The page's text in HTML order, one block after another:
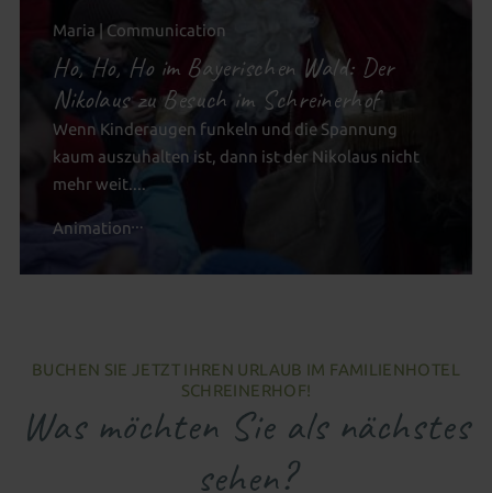
Ho, Ho, Ho im Bayerischen Wald: Der
Nikolaus zu Besuch im Schreinerhof
Wenn Kinderaugen funkeln und die Spannung
kaum auszuhalten ist, dann ist der Nikolaus nicht
mehr weit....
Animation
Maria | Communication
BUCHEN SIE JETZT IHREN URLAUB IM FAMILIENHOTEL
SCHREINERHOF!
Was möchten Sie als nächstes
sehen?